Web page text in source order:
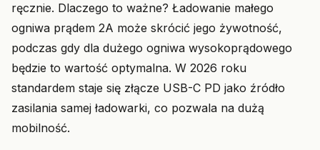
ręcznie. Dlaczego to ważne? Ładowanie małego
ogniwa prądem 2A może skrócić jego żywotność,
podczas gdy dla dużego ogniwa wysokoprądowego
będzie to wartość optymalna. W 2026 roku
standardem staje się złącze USB-C PD jako źródło
zasilania samej ładowarki, co pozwala na dużą
mobilność.